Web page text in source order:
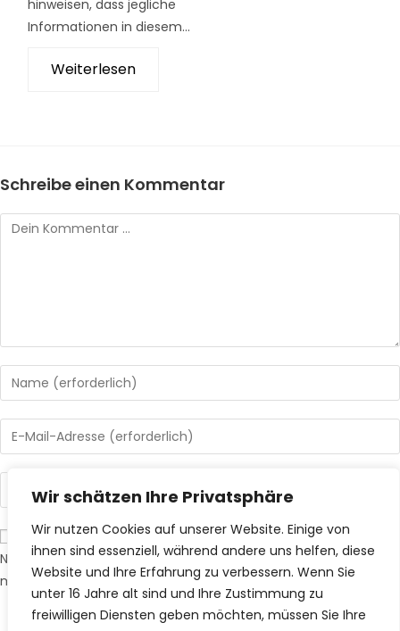
Wir schätzen Ihre Privatsphäre
Wir nutzen Cookies auf unserer Website. Einige von
ihnen sind essenziell, während andere uns helfen, diese
Website und Ihre Erfahrung zu verbessern. Wenn Sie
unter 16 Jahre alt sind und Ihre Zustimmung zu
freiwilligen Diensten geben möchten, müssen Sie Ihre
hinweisen, dass jegliche
Informationen in diesem...
Weiterlesen
Schreibe einen Kommentar
Name, E-Mail-Adresse und Website in diesem Browser für
meinen nächsten Kommentar speichern.